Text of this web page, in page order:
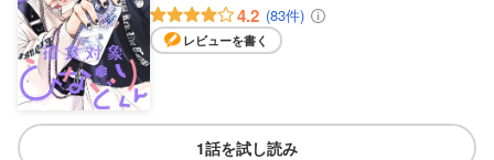
4.2 (83件)
レビューを書く
1話を試し読み